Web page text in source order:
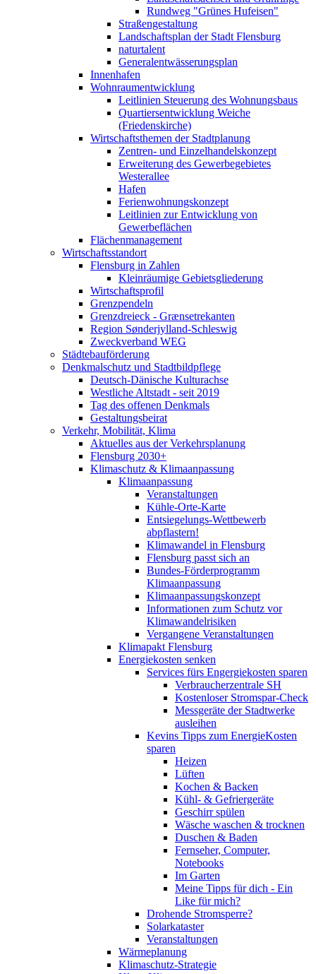
Rundweg "Grünes Hufeisen"
Straßengestaltung
Landschaftsplan der Stadt Flensburg
naturtalent
Generalentwässerungsplan
Innenhafen
Wohnraumentwicklung
Leitlinien Steuerung des Wohnungsbaus
Quartiersentwicklung Weiche
(Friedenskirche)
Wirtschaftsthemen der Stadtplanung
Zentren- und Einzelhandelskonzept
Erweiterung des Gewerbegebietes
Westerallee
Hafen
Ferienwohnungskonzept
Leitlinien zur Entwicklung von
Gewerbeflächen
Flächenmanagement
Wirtschaftsstandort
Flensburg in Zahlen
Kleinräumige Gebietsgliederung
Wirtschaftsprofil
Grenzpendeln
Grenzdreieck - Grænsetrekanten
Region Sønderjylland-Schleswig
Zweckverband WEG
Städtebauförderung
Denkmalschutz und Stadtbildpflege
Deutsch-Dänische Kulturachse
Westliche Altstadt - seit 2019
Tag des offenen Denkmals
Gestaltungsbeirat
Verkehr, Mobilität, Klima
Aktuelles aus der Verkehrsplanung
Flensburg 2030+
Klimaschutz & Klimaanpassung
Klimaanpassung
Veranstaltungen
Kühle-Orte-Karte
Entsiegelungs-Wettbewerb
abpflastern!
Klimawandel in Flensburg
Flensburg passt sich an
Bundes-Förderprogramm
Klimaanpassung
Klimaanpassungskonzept
Informationen zum Schutz vor
Klimawandelrisiken
Vergangene Veranstaltungen
Klimapakt Flensburg
Energiekosten senken
Services fürs Engergiekosten sparen
Verbraucherzentrale SH
Kostenloser Stromspar-Check
Messgeräte der Stadtwerke
ausleihen
Kevins Tipps zum EnergieKosten
sparen
Heizen
Lüften
Kochen & Backen
Kühl- & Gefriergeräte
Geschirr spülen
Wäsche waschen & trocknen
Duschen & Baden
Fernseher, Computer,
Notebooks
Im Garten
Meine Tipps für dich - Ein
Like für mich?
Drohende Stromsperre?
Solarkataster
Veranstaltungen
Wärmeplanung
Klimaschutz-Strategie